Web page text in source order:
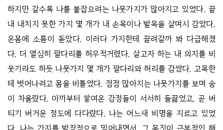
하지만 갈수록 나를 붙잡으려는 나뭇가지가 많아지고 있었다. 끝
내 내치지 못한 가지 몇 개가 내 손목이나 발목을 살며시 감았다.
온몸에 소름이 돋았다. 이러다 가지한테 끌려갈까 봐 다급해졌
다. 더 열심히 팔다리를 허우적거렸다. 살고자 하는 내 의지를 비
웃기라도 하듯 나뭇가지 몇 개가 팔다리와 허리를 감쌌다. 고목한
테 벗어나려고 몸을 비틀었다. 점점 많아지는 나뭇가지를 보며 숨
이 차올랐다. 아까부터 쌓여온 감정들이 서서히 들끓었고, 곧 버
티기 버거운 정도에 다다랐다. 나는 어느새 비명을 지르고 있었